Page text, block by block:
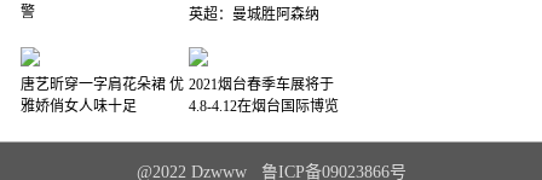
警
英超：曼城胜阿森纳
唐艺昕穿一字肩花朵裙 优
雅娇俏女人味十足
2021烟台春季车展将于
4.8-4.12在烟台国际博览
@2022 Dzwww 鲁ICP备09023866号